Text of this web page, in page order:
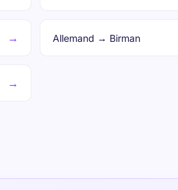
→ Allemand → Birman
→